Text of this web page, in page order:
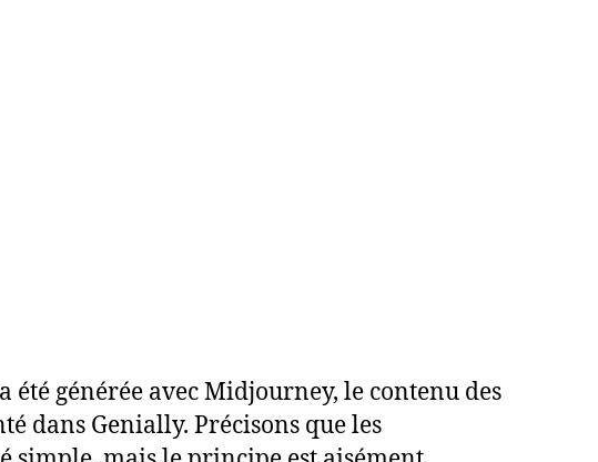
été générée avec Midjourney, le contenu des
dans Genially. Précisons que les